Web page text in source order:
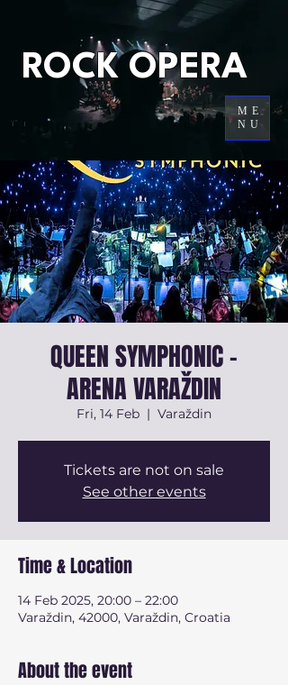
ROCK OPERA
ME
NU
QUEEN SYMPHONIC -
ARENA VARAŽDIN
Fri, 14 Feb
  |
Varaždin
Tickets are not on sale
See other events
Time & Location
14 Feb 2025, 20:00 – 22:00
Varaždin, 42000, Varaždin, Croatia
About the event